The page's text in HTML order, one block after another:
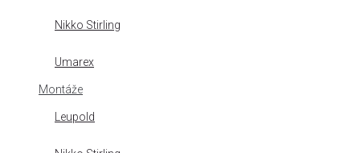
Nikko Stirling
Umarex
Montáže
Leupold